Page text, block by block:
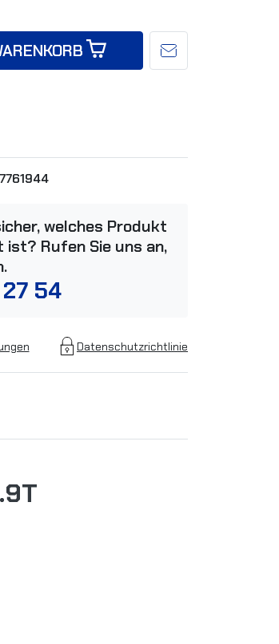
welches Produkt
ist? Rufen Sie uns an,
54
Datenschutzrichtlinie